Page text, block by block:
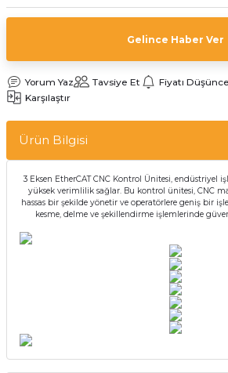
Gelince Haber Ver
Yorum Yaz Tavsiye Et Fiyatı
Karşılaştır
Ürün Bilgisi
3 Eksen EtherCAT CNC Kontrol Ünitesi, endüstriyel
yüksek verimlilik sağlar. Bu kontrol ünitesi, CNC
hassas bir şekilde yönetir ve operatörlere geniş bir
kesme, delme ve şekillendirme işlemlerinde